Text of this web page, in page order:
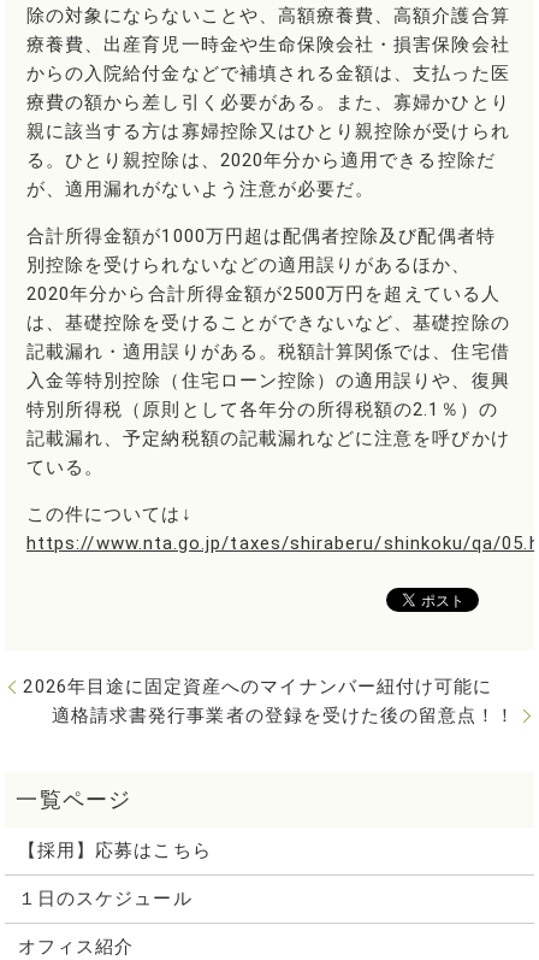
除の対象にならないことや、高額療養費、高額介護合算
療養費、出産育児一時金や生命保険会社・損害保険会社
からの入院給付金などで補填される金額は、支払った医
療費の額から差し引く必要がある。また、寡婦かひとり
親に該当する方は寡婦控除又はひとり親控除が受けられ
る。ひとり親控除は、2020年分から適用できる控除だ
が、適用漏れがないよう注意が必要だ。
合計所得金額が1000万円超は配偶者控除及び配偶者特
別控除を受けられないなどの適用誤りがあるほか、
2020年分から合計所得金額が2500万円を超えている人
は、基礎控除を受けることができないなど、基礎控除の
記載漏れ・適用誤りがある。税額計算関係では、住宅借
入金等特別控除（住宅ローン控除）の適用誤りや、復興
特別所得税（原則として各年分の所得税額の2.1％）の
記載漏れ、予定納税額の記載漏れなどに注意を呼びかけ
ている。
この件については↓
https://www.nta.go.jp/taxes/shiraberu/shinkoku/qa/
2026年目途に固定資産へのマイナンバー紐付け可能に
適格請求書発行事業者の登録を受けた後の留意点！！
【採用】応募はこちら
１日のスケジュール
オフィス紹介